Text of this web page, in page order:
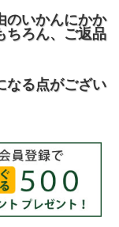
のいかんにかか
ちろん、ご返品
なる点がござい